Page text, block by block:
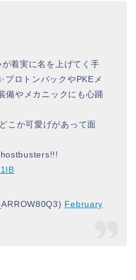
着実に名を上げてく手
プロトンパックやPKEメ
備やメカニックにも心踊
こか可愛げがあって面
February